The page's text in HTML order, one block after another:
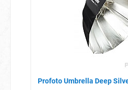
Profoto Umbrella Deep